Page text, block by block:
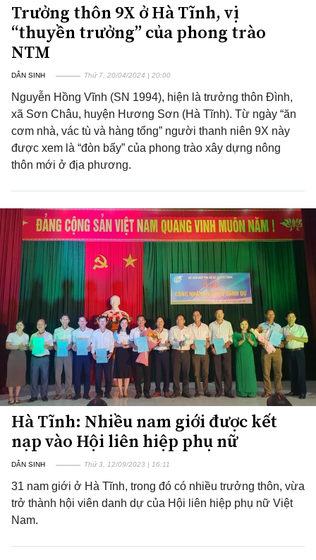
Trưởng thôn 9X ở Hà Tĩnh, vị
“thuyền trưởng” của phong trào
NTM
DÂN SINH Thứ 7, 20/04/2024 | 20:00
Nguyễn Hồng Vĩnh (SN 1994), hiện là trưởng thôn Đình,
xã Sơn Châu, huyện Hương Sơn (Hà Tĩnh). Từ ngày “ăn
cơm nhà, vác tù và hàng tổng” người thanh niên 9X này
được xem là “đòn bẩy” của phong trào xây dựng nông
thôn mới ở địa phương.
Hà Tĩnh: Nhiều nam giới được kết
nạp vào Hội liên hiệp phụ nữ
DÂN SINH Thứ 3, 12/09/2023 | 16:11
31 nam giới ở Hà Tĩnh, trong đó có nhiều trưởng thôn, vừa
trở thành hội viên danh dự của Hội liên hiệp phụ nữ Việt
Nam.